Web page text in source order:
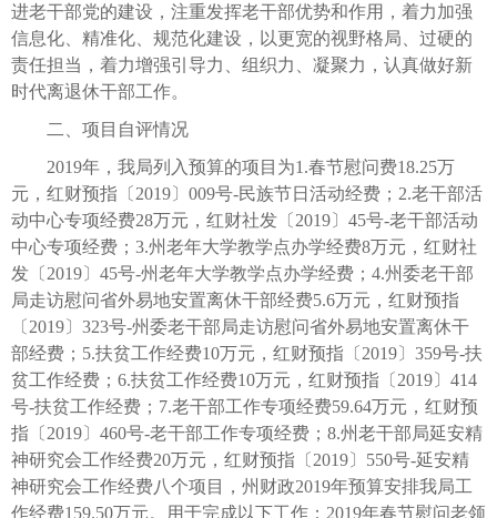
进老干部党的建设，注重发挥老干部优势和作用，着力加强
信息化、精准化、规范化建设，以更宽的视野格局、过硬的
责任担当，着力增强引导力、组织力、凝聚力，认真做好新
时代离退休干部工作。
二、项目自评情况
2019年，我局列入预算的项目为1.春节慰问费18.25万
元，红财预指〔2019〕009号-民族节日活动经费；2.老干部活
动中心专项经费28万元，红财社发〔2019〕45号-老干部活动
中心专项经费；3.州老年大学教学点办学经费8万元，红财社
发〔2019〕45号-州老年大学教学点办学经费；4.州委老干部
局走访慰问省外易地安置离休干部经费5.6万元，红财预指
〔2019〕323号-州委老干部局走访慰问省外易地安置离休干
部经费；5.扶贫工作经费10万元，红财预指〔2019〕359号-扶
贫工作经费；6.扶贫工作经费10万元，红财预指〔2019〕414
号-扶贫工作经费；7.老干部工作专项经费59.64万元，红财预
指〔2019〕460号-老干部工作专项经费；8.州老干部局延安精
神研究会工作经费20万元，红财预指〔2019〕550号-延安精
神研究会工作经费八个项目，州财政2019年预算安排我局工
作经费159.50万元。用于完成以下工作：2019年春节慰问老领